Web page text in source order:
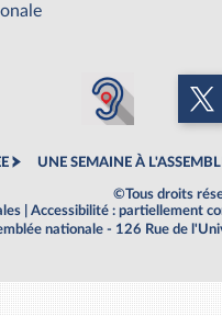
UNE SEMAINE À
©Tous droits
Accessibilité : partiellement
nationale - 126 Rue de